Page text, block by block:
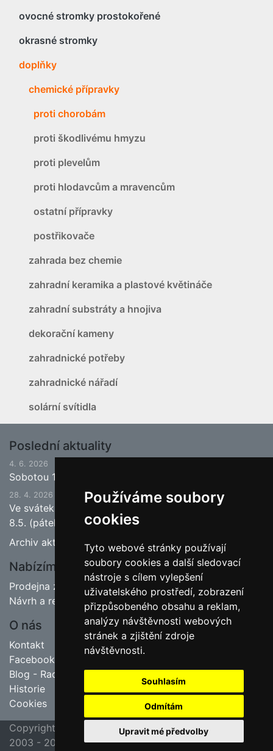
Používáme soubory
cookies
Tyto webové stránky používají
soubory cookies a další sledovací
nástroje s cílem vylepšení
uživatelského prostředí, zobrazení
přizpůsobeného obsahu a reklam,
analýzy návštěvnosti webových
stránek a zjištění zdroje
návštěvnosti.
Souhlasím
Odmítám
Upravit mé předvolby
ovocné stromky prostokořené
okrasné stromky
doplňky
chemické přípravky
proti chorobám
proti škodlivému hmyzu
proti plevelům
proti hlodavcům a mravencům
ostatní přípravky
postřikovače
zahrada bez chemie
zahradní keramika a plastové květináče
zahradní substráty a hnojiva
dekorační kameny
zahradnické potřeby
zahradnické nářadí
solární svítidla
Poslední aktuality
4. 6. 2026
Sobotou 13.6.2026 bude ukončena jarní sezona.
28. 4. 2026
Ve svátek 1.5. (pátek) bude naše prodejna zavřena a
8.5. (pátek) bude otevřeno.
Archiv aktualit
Nabízíme
Prodejna zahradnictví
Návrh a realizace zahrad
O nás
Kontakt
Facebook
Blog - Rady pro zahrádkáře
Historie
Cookies
poslední aktualizace 23. 7. 2026 09:45
Jipas - tvorba internetových stránek
Copyright ©
2003 - 2026